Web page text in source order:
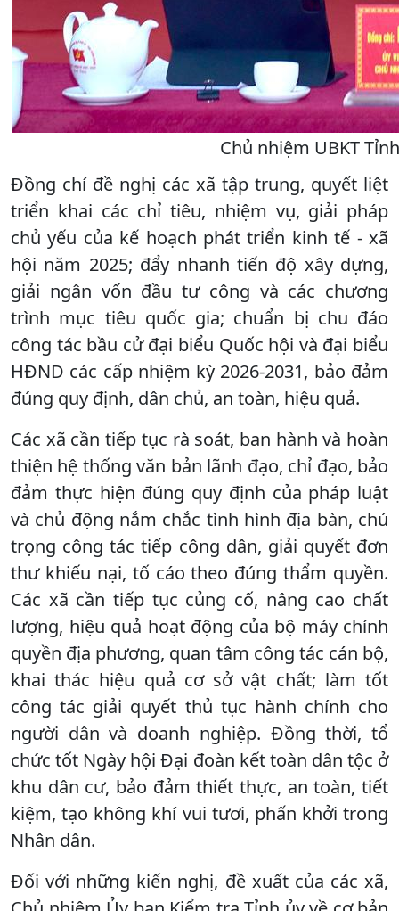
Chủ nhiệm UBKT
Đồng chí đề nghị các xã tập trung, quyết liệt
triển khai các chỉ tiêu, nhiệm vụ, giải pháp
chủ yếu của kế hoạch phát triển kinh tế - xã
hội năm 2025; đẩy nhanh tiến độ xây dựng,
giải ngân vốn đầu tư công và các chương
trình mục tiêu quốc gia; chuẩn bị chu đáo
công tác bầu cử đại biểu Quốc hội và đại biểu
HĐND các cấp nhiệm kỳ 2026-2031, bảo đảm
đúng quy định, dân chủ, an toàn, hiệu quả.
Các xã cần tiếp tục rà soát, ban hành và hoàn
thiện hệ thống văn bản lãnh đạo, chỉ đạo, bảo
đảm thực hiện đúng quy định của pháp luật
và chủ động nắm chắc tình hình địa bàn, chú
trọng công tác tiếp công dân, giải quyết đơn
thư khiếu nại, tố cáo theo đúng thẩm quyền.
Các xã cần tiếp tục củng cố, nâng cao chất
lượng, hiệu quả hoạt động của bộ máy chính
quyền địa phương, quan tâm công tác cán bộ,
khai thác hiệu quả cơ sở vật chất; làm tốt
công tác giải quyết thủ tục hành chính cho
người dân và doanh nghiệp. Đồng thời, tổ
chức tốt Ngày hội Đại đoàn kết toàn dân tộc ở
khu dân cư, bảo đảm thiết thực, an toàn, tiết
kiệm, tạo không khí vui tươi, phấn khởi trong
Nhân dân.
Đối với những kiến nghị, đề xuất của các xã,